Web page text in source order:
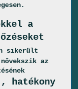
a
sikerült
az
hatékony